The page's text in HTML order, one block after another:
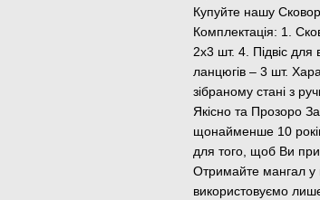
Купуйте нашу
Комплектація: 1.
2х3 шт. 4. Підвіс
ланцюгів – 3 шт.
зібраному стані з
Якісно та Прозоро
щонайменше 10
для того, щоб Ви
Отримайте мангал у
використовуємо